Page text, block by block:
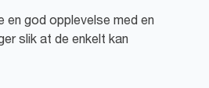
en god opplevelse med en
slik at de enkelt kan